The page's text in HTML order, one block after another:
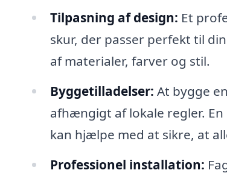
Tilpasning af design: Et
skur, der passer perfekt til
af materialer, farver og stil.
Byggetilladelser: At bygge
afhængigt af lokale regler.
kan hjælpe med at sikre, at
Professionel installation: